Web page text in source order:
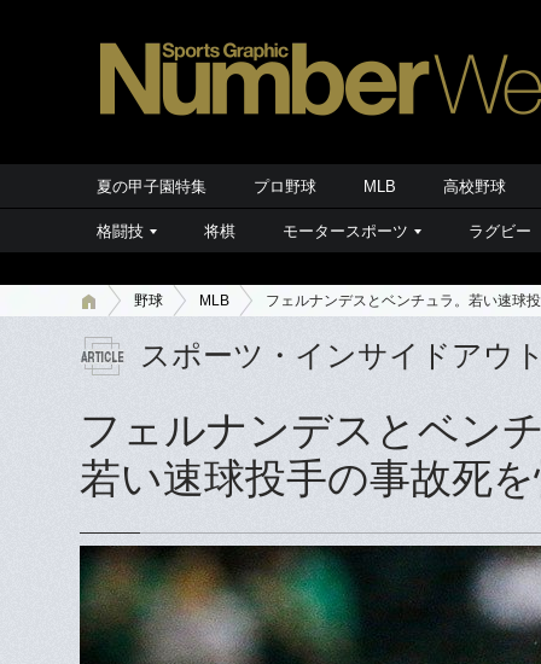
夏の甲子園特集 プロ野球 MLB 高校野球
格闘技 将棋 モータースポーツ ラグビー
野球 MLB フェルナンデスとベンチュラ。若い速球
スポーツ・インサイドアウ
フェルナンデスとベン
若い速球投手の事故死